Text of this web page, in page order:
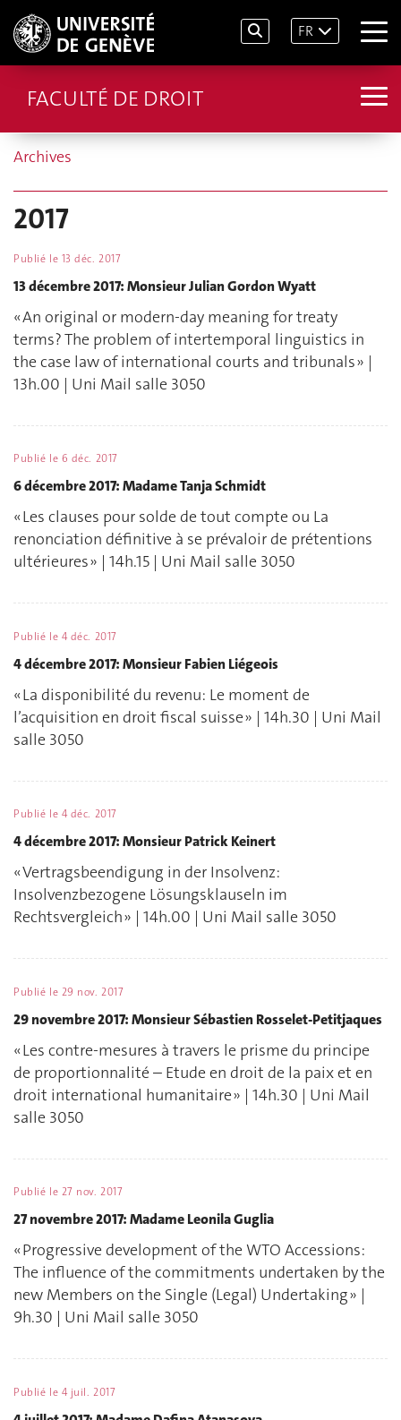
FR
FACULTÉ DE DROIT
Archives
2017
Publié le 13 déc. 2017
13 décembre 2017: Monsieur Julian Gordon Wyatt
« An original or modern-day meaning for treaty
terms? The problem of intertemporal linguistics in
the case law of international courts and tribunals » |
13h.00 | Uni Mail salle 3050
Publié le 6 déc. 2017
6 décembre 2017: Madame Tanja Schmidt
« Les clauses pour solde de tout compte ou La
renonciation définitive à se prévaloir de prétentions
ultérieures » | 14h.15 | Uni Mail salle 3050
Publié le 4 déc. 2017
4 décembre 2017: Monsieur Fabien Liégeois
« La disponibilité du revenu: Le moment de
l’acquisition en droit fiscal suisse » | 14h.30 | Uni Mail
salle 3050
Publié le 4 déc. 2017
4 décembre 2017: Monsieur Patrick Keinert
« Vertragsbeendigung in der Insolvenz:
Insolvenzbezogene Lösungsklauseln im
Rechtsvergleich » | 14h.00 | Uni Mail salle 3050
Publié le 29 nov. 2017
29 novembre 2017: Monsieur Sébastien Rosselet-Petitjaques
« Les contre-mesures à travers le prisme du principe
de proportionnalité – Etude en droit de la paix et en
droit international humanitaire » | 14h.30 | Uni Mail
salle 3050
Publié le 27 nov. 2017
27 novembre 2017: Madame Leonila Guglia
« Progressive development of the WTO Accessions:
The influence of the commitments undertaken by the
new Members on the Single (Legal) Undertaking » |
9h.30 | Uni Mail salle 3050
Publié le 4 juil. 2017